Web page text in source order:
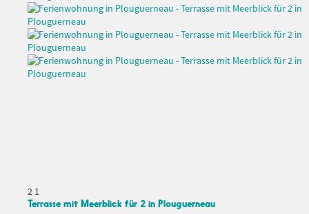
2 1
Terrasse mit Meerblick für 2 in Plouguerneau